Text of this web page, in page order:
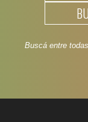
Buscá entre